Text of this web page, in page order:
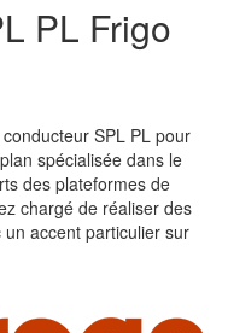
PL Frigo
SPL PL pour
spécialisée dans le
des plateformes de
chargé de réaliser des
accent particulier sur